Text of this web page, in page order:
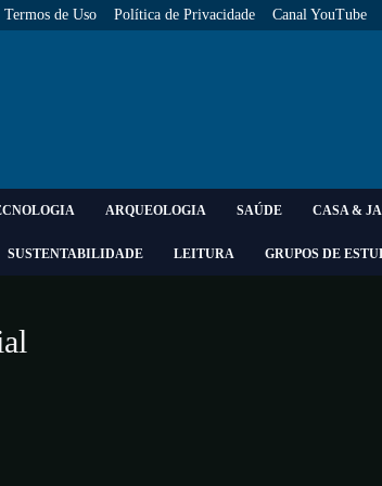
Termos de Uso Política de Privacidade Canal YouTube
ARQUEOLOGIA SAÚDE CASA &
SUSTENTABILIDADE LEITURA GRUPOS DE